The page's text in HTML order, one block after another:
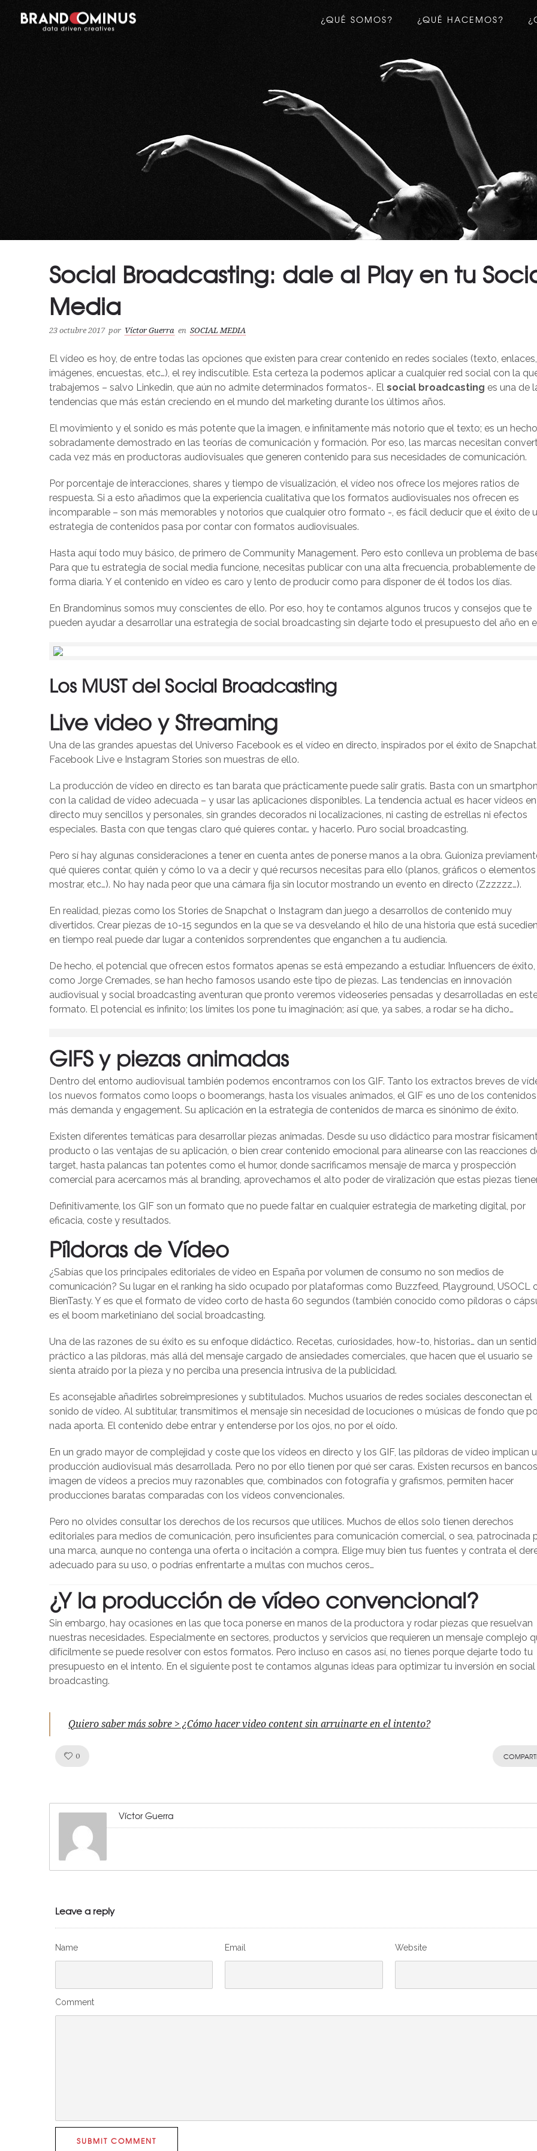
¿QUÉ SOMOS? ¿QUÉ HACEMOS?
Social Broadcasting: dale al Play en tu
Media
23 octubre 2017 por Víctor Guerra en SOCIAL MEDIA
El vídeo es hoy, de entre todas las opciones que existen para crear contenido en redes sociales (texto, enlaces,
imágenes, encuestas, etc…), el rey indiscutible. Esta certeza la podemos aplicar a cualquier red social con la
trabajemos – salvo Linkedin, que aún no admite determinados formatos-. El social broadcasting es una de
tendencias que más están creciendo en el mundo del marketing durante los últimos años.
El movimiento y el sonido es más potente que la imagen, e infinitamente más notorio que el texto; es un hecho
sobradamente demostrado en las teorías de comunicación y formación. Por eso, las marcas necesitan
cada vez más en productoras audiovisuales que generen contenido para sus necesidades de comunicación.
Por porcentaje de interacciones, shares y tiempo de visualización, el vídeo nos ofrece los mejores ratios de
respuesta. Si a esto añadimos que la experiencia cualitativa que los formatos audiovisuales nos ofrecen es
incomparable – son más memorables y notorios que cualquier otro formato -, es fácil deducir que el éxito de
estrategia de contenidos pasa por contar con formatos audiovisuales.
Hasta aquí todo muy básico, de primero de Community Management. Pero esto conlleva un problema de
Para que tu estrategia de social media funcione, necesitas publicar con una alta frecuencia, probablemente de
forma diaria. Y el contenido en vídeo es caro y lento de producir como para disponer de él todos los días.
En Brandominus somos muy conscientes de ello. Por eso, hoy te contamos algunos trucos y consejos que te
pueden ayudar a desarrollar una estrategia de social broadcasting sin dejarte todo el presupuesto del año en
Los MUST del Social Broadcasting
Live video y Streaming
Una de las grandes apuestas del Universo Facebook es el vídeo en directo, inspirados por el éxito de Snapchat.
Facebook Live e Instagram Stories son muestras de ello.
La producción de vídeo en directo es tan barata que prácticamente puede salir gratis. Basta con un
con la calidad de vídeo adecuada – y usar las aplicaciones disponibles. La tendencia actual es hacer vídeos en
directo muy sencillos y personales, sin grandes decorados ni localizaciones, ni casting de estrellas ni efectos
especiales. Basta con que tengas claro qué quieres contar… y hacerlo. Puro social broadcasting.
Pero sí hay algunas consideraciones a tener en cuenta antes de ponerse manos a la obra. Guioniza
qué quieres contar, quién y cómo lo va a decir y qué recursos necesitas para ello (planos, gráficos o
mostrar, etc…). No hay nada peor que una cámara fija sin locutor mostrando un evento en directo (Zzzzzz…).
En realidad, piezas como los Stories de Snapchat o Instagram dan juego a desarrollos de contenido muy
divertidos. Crear piezas de 10-15 segundos en la que se va desvelando el hilo de una historia que está
en tiempo real puede dar lugar a contenidos sorprendentes que enganchen a tu audiencia.
De hecho, el potencial que ofrecen estos formatos apenas se está empezando a estudiar. Influencers de éxito,
como Jorge Cremades, se han hecho famosos usando este tipo de piezas. Las tendencias en innovación
audiovisual y social broadcasting aventuran que pronto veremos videoseries pensadas y desarrolladas en
formato. El potencial es infinito; los límites los pone tu imaginación; así que, ya sabes, a rodar se ha dicho…
GIFS y piezas animadas
Dentro del entorno audiovisual también podemos encontrarnos con los GIF. Tanto los extractos breves de
los nuevos formatos como loops o boomerangs, hasta los visuales animados, el GIF es uno de los
más demanda y engagement. Su aplicación en la estrategia de contenidos de marca es sinónimo de éxito.
Existen diferentes temáticas para desarrollar piezas animadas. Desde su uso didáctico para mostrar
producto o las ventajas de su aplicación, o bien crear contenido emocional para alinearse con las reacciones
target, hasta palancas tan potentes como el humor, donde sacrificamos mensaje de marca y prospección
comercial para acercarnos más al branding, aprovechamos el alto poder de viralización que estas piezas
Definitivamente, los GIF son un formato que no puede faltar en cualquier estrategia de marketing digital, por
eficacia, coste y resultados.
Píldoras de Vídeo
¿Sabías que los principales editoriales de vídeo en España por volumen de consumo no son medios de
comunicación? Su lugar en el ranking ha sido ocupado por plataformas como Buzzfeed, Playground, USOCL
BienTasty. Y es que el formato de vídeo corto de hasta 60 segundos (también conocido como píldoras o
es el boom marketiniano del social broadcasting.
Una de las razones de su éxito es su enfoque didáctico. Recetas, curiosidades, how-to, historias… dan un
práctico a las píldoras, más allá del mensaje cargado de ansiedades comerciales, que hacen que el usuario se
sienta atraído por la pieza y no perciba una presencia intrusiva de la publicidad.
Es aconsejable añadirles sobreimpresiones y subtitulados. Muchos usuarios de redes sociales desconectan el
sonido de vídeo. Al subtitular, transmitimos el mensaje sin necesidad de locuciones o músicas de fondo que
nada aporta. El contenido debe entrar y entenderse por los ojos, no por el oído.
En un grado mayor de complejidad y coste que los vídeos en directo y los GIF, las píldoras de vídeo implican
producción audiovisual más desarrollada. Pero no por ello tienen por qué ser caras. Existen recursos en
imagen de vídeos a precios muy razonables que, combinados con fotografía y grafismos, permiten hacer
producciones baratas comparadas con los vídeos convencionales.
Pero no olvides consultar los derechos de los recursos que utilices. Muchos de ellos solo tienen derechos
editoriales para medios de comunicación, pero insuficientes para comunicación comercial, o sea, patrocinada
una marca, aunque no contenga una oferta o incitación a compra. Elige muy bien tus fuentes y contrata el
adecuado para su uso, o podrías enfrentarte a multas con muchos ceros…
¿Y la producción de vídeo convencional?
Sin embargo, hay ocasiones en las que toca ponerse en manos de la productora y rodar piezas que resuelvan
nuestras necesidades. Especialmente en sectores, productos y servicios que requieren un mensaje complejo
difícilmente se puede resolver con estos formatos. Pero incluso en casos así, no tienes porque dejarte todo tu
presupuesto en el intento. En el siguiente post te contamos algunas ideas para optimizar tu inversión en social
broadcasting.
Quiero saber más sobre > ¿Cómo hacer video content sin arruinarte en el intento?
0
Víctor Guerra
Leave a reply
Name Email Website
Comment
SUBMIT COMMENT